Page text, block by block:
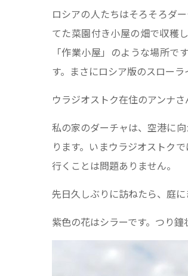
ロシアの人たちはそろそろダ
てた菜園付き小屋の畑で収穫
「作業小屋」のような場所
す。まさにロシア版のスローラ
ウラジオストク在住のアンナ
私の家のダーチャは、空港に
ります。いまウラジオストク
行くことは問題ありません。
先日久しぶりに訪ねたら、庭
紫色の花はシラーです。つり鐘